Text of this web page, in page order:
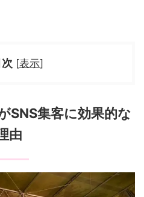
[表示]
SNS集客に効果的な
由